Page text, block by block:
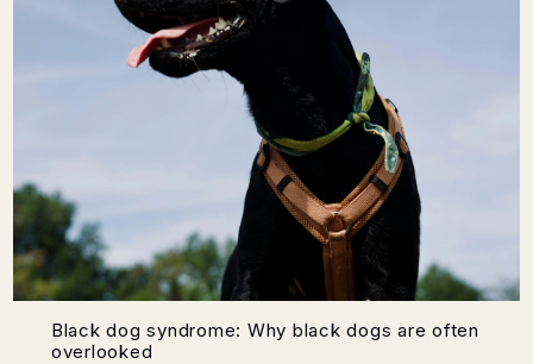
Black dog syndrome: Why black dogs are often
overlooked